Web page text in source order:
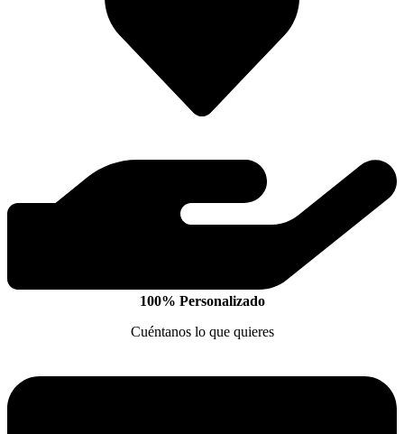
100% Personalizado
Cuéntanos lo que quieres